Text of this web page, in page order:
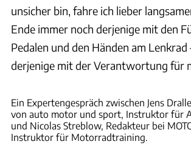
unsicher bin, fahre ich lieber
Ende immer noch derjenige mit den
Pedalen und den Händen am Lenkrad
derjenige mit der Verantwortung für
Ein Expertengespräch zwischen Jens
von auto motor und sport, Instruktor für
und Nicolas Streblow, Redakteur bei
Instruktor für Motorradtraining.